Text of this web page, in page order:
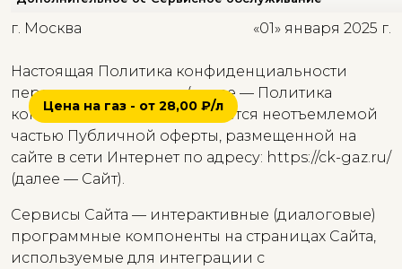
Цена на газ - от 28,00 ₽/л
г. Москва «01» января 2025 г.
Настоящая Политика конфиденциальности
персональных данных (далее — Политика
конфиденциальности) является неотъемлемой
частью Публичной оферты, размещенной на
сайте в сети Интернет по адресу: https://ck-gaz.ru/
(далее — Сайт).
Сервисы Сайта — интерактивные (диалоговые)
программные компоненты на страницах Сайта,
используемые для интеграции с